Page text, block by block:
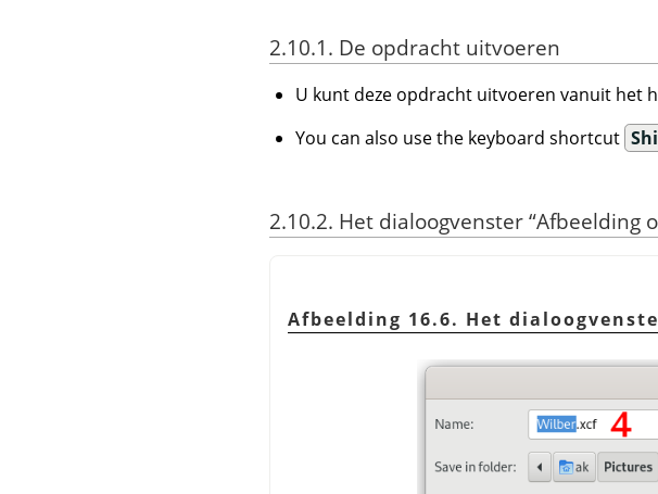
2.10.1. De opdracht uitvoeren
U kunt deze opdracht uitvoeren vanuit het
You can also use the keyboard shortcut
2.10.2. Het dialoogvenster“Afbeelding
Afbeelding 16.6. Het